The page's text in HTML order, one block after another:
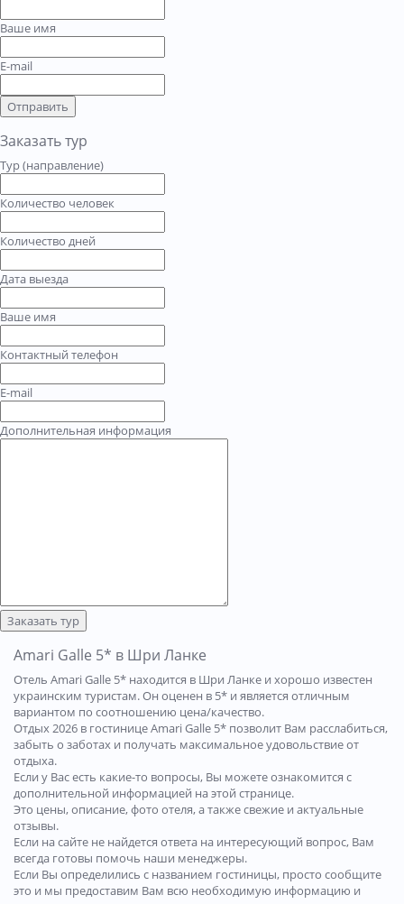
Ваше имя
E-mail
Отправить
Заказать тур
Тур (направление)
Количество человек
Количество дней
Дата выезда
Ваше имя
Контактный телефон
E-mail
Дополнительная информация
Заказать тур
Amari Galle 5* в Шри Ланке
Отель Amari Galle 5* находится в Шри Ланке и хорошо известен
украинским туристам. Он оценен в 5* и является отличным
вариантом по соотношению цена/качество.
Отдых 2026 в гостинице Amari Galle 5* позволит Вам расслабиться,
забыть о заботах и получать максимальное удовольствие от
отдыха.
Если у Вас есть какие-то вопросы, Вы можете ознакомится с
дополнительной информацией на этой странице.
Это цены, описание, фото отеля, а также свежие и актуальные
отзывы.
Если на сайте не найдется ответа на интересующий вопрос, Вам
всегда готовы помочь наши менеджеры.
Если Вы определились с названием гостиницы, просто сообщите
это и мы предоставим Вам всю необходимую информацию и